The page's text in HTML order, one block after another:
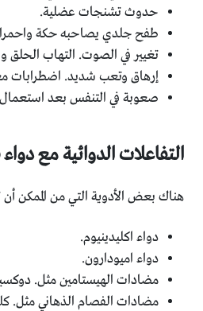
حدوث تشنجات عضلية.
طفح جلدي يصاحبه حكة
تغيير في الصوت. التهاب الحلق
إرهاق وتعب شديد. اضطرابات
صعوبة في التنفس بعد استعمال
التفاعلات الدوائية مع دواء ultibro بريزهالر
هناك بعض الأدوية التي من الممكن
دواء اكليدينيوم.
دواء اميودارون.
مضادات الهيستامين مثل.
مضادات الفصام الذهاني مثل.